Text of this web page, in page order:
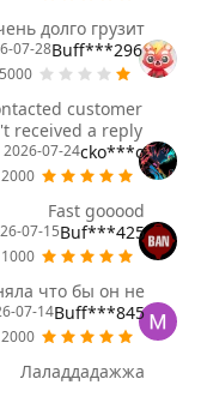
долго грузит
Buff***296
10:57:03 (UTC+0)
5000 + 800 ذهب
customer
received a reply
cko***o
2026-07-24 11:53:03 (UTC+0)
2000 + 260 ذهب
Fast goоооd
Buf***425
15 06:10:04 (UTC+0)
1000 + 100 ذهب
что бы он не
Buff***845
15:10:13 (UTC+0)
2000 + 260 ذهب
Лаладдадажжа